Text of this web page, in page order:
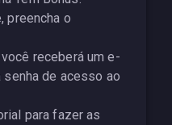
preencha o
receberá um e-
senha de acesso ao
para fazer as